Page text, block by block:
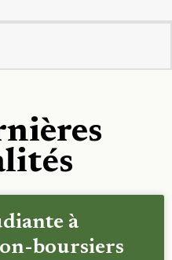
à
boursiers